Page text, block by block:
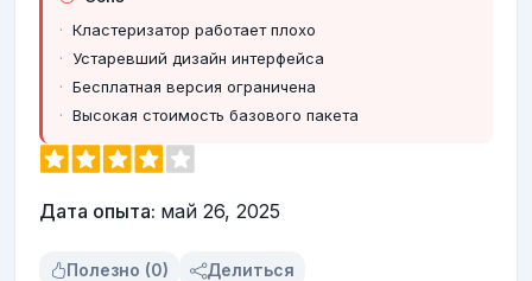
Кластеризатор работает плохо
Устаревший дизайн интерфейса
Бесплатная версия ограничена
Высокая стоимость базового пакета
Дата опыта: май 26, 2025
Полезно (0) Делиться